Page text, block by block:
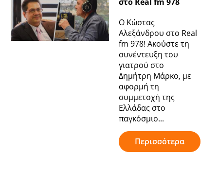
Ο Κώστας
Αλεξάνδρου στο Real
fm 978! Ακούστε τη
συνέντευξη του
γιατρού στο
Δημήτρη Μάρκο, με
αφορμή τη
συμμετοχή της
Ελλάδας στο
παγκόσμιο...
Περισσότερα